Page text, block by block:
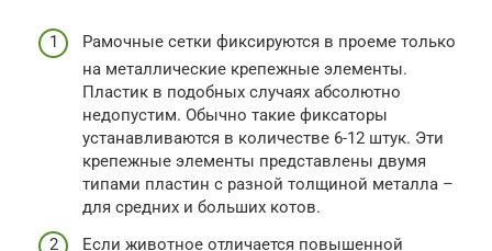
Рамочные сетки фиксируются в проеме только
на металлические крепежные элементы.
Пластик в подобных случаях абсолютно
недопустим. Обычно такие фиксаторы
устанавливаются в количестве 6-12 штук. Эти
крепежные элементы представлены двумя
типами пластин с разной толщиной металла –
для средних и больших котов.
Если животное отличается повышенной